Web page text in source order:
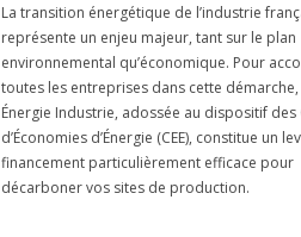
La transition énergétique de l’industrie
représente un enjeu majeur, tant sur le plan
environnemental qu’économique. Pour
toutes les entreprises dans cette démarche,
Énergie Industrie, adossée au dispositif des
d’Économies d’Énergie (CEE), constitue un
financement particulièrement efficace pour
décarboner vos sites de production.